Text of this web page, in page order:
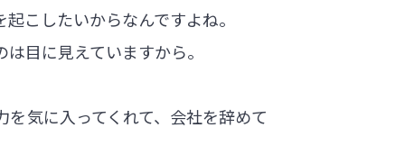
こしたいからなんですよね。
目に見えていますから。
気に入ってくれて、会社を辞めて